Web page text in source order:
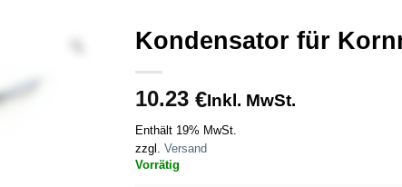
Kondensator für
10.23 €Inkl. MwSt.
Enthält 19% MwSt.
zzgl. Versand
Vorrätig